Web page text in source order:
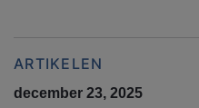
ARTIKELEN
december 23, 2025